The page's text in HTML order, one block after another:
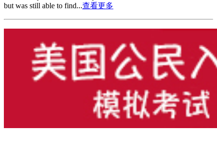
but was still able to find...查看更多